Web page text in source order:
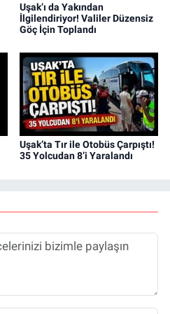
Uşak’ı da Yakından
İlgilendiriyor! Valiler Düzensiz
Göç İçin Toplandı
Uşak’ta Tır ile Otobüs Çarpıştı!
35 Yolcudan 8’i Yaralandı